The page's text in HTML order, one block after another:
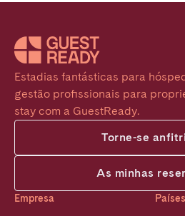
Estadias fantásticas para
gestão profissionais para
stay com a GuestReady.
Torne-se
As minhas
Empresa Países